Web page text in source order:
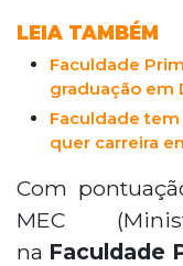
LEIA TAMBÉM
Faculdade
graduação em
Faculdade
quer carreira
Com
MEC
na Faculdade